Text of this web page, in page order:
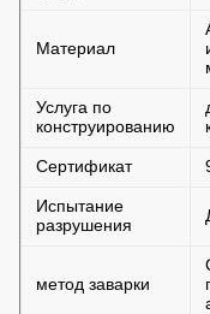
Материал
Услуга по
конструированию
Сертификат
Испытание
разрушения
метод заварки